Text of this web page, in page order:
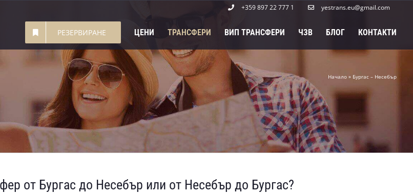
+359 897 22 777 1 yestrans.eu@gmail.com
РЕЗЕРВИРАНЕ ЦЕНИ ТРАНСФЕРИ ВИП ТРАНСФЕРИ ЧЗВ БЛОГ КОНТАКТИ
Начало » Бургас – Несебър
от Бургас до Несебър или от Несебър до Бургас?